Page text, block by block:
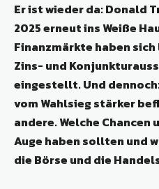
Er ist wieder da: Donald
2025 erneut ins Weiße
Finanzmärkte haben
Zins- und
eingestellt. Und
vom Wahlsieg stärker
andere. Welche Chancen
Auge haben sollten und
die Börse und die